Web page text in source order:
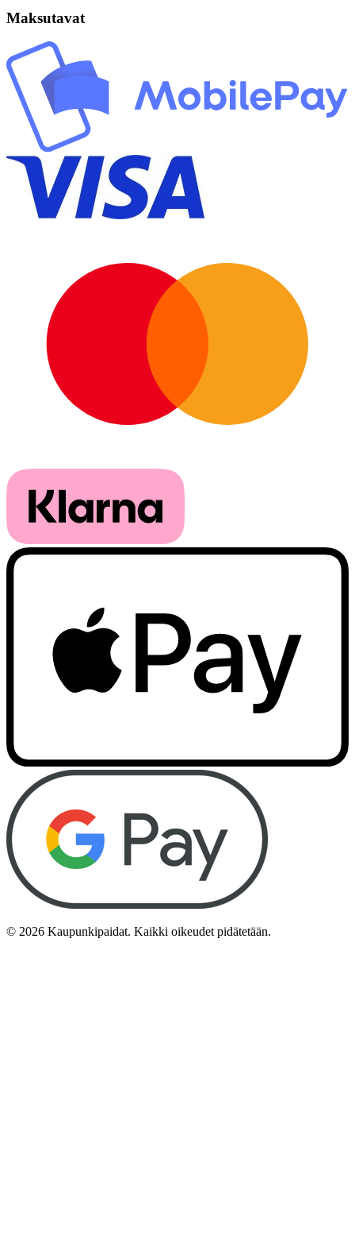
Maksutavat
© 2026 Kaupunkipaidat. Kaikki oikeudet pidätetään.